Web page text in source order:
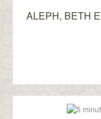
ALEPH, BETH